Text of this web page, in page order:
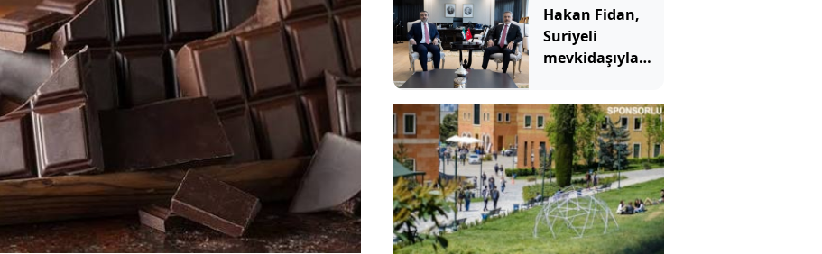
Hakan Fidan,
Suriyeli
mevkidaşıyla
vurgusu yaptı